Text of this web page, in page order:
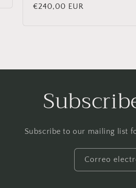
Precio
€240,00 EUR
Subscribe to our mailing list
Correo